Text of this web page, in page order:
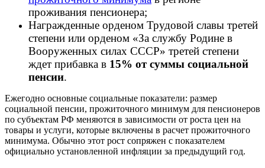
проживания пенсионера;
Награжденные орденом Трудовой славы третей
степени или орденом «За службу Родине в
Вооруженных силах СССР» третей степени
ждет прибавка в 15% от суммы социальной
пенсии.
Ежегодно основные социальные показатели: размер
социальной пенсии, прожиточного минимум для пенсионеров
по субъектам РФ меняются в зависимости от роста цен на
товары и услуги, которые включены в расчет прожиточного
минимума. Обычно этот рост сопряжен с показателем
официально установленной инфляции за предыдущий год.